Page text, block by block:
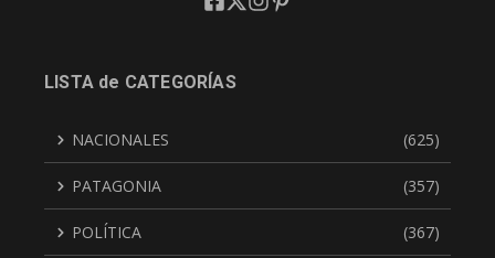
LISTA de CATEGORÍAS
NACIONALES (625)
PATAGONIA (357)
POLÍTICA (367)